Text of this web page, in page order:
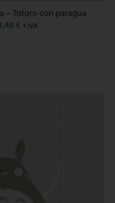
– Totoro con paragua
€ + IVA